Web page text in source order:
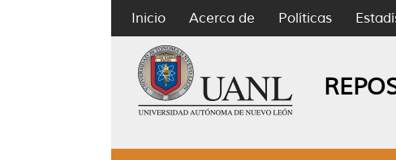
Inicio Acerca de Políticas